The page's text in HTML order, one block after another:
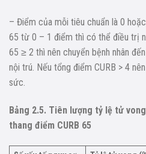
– Điểm của mỗi tiêu chuẩn là 0
65 từ 0 – 1 điểm thì có thể điều trị
65 ≥ 2 thì nên chuyển bệnh nhân
nội trú. Nếu tổng điểm CURB > 4
sức.
Bảng 2.5. Tiên lượng tỷ lệ tử
thang điểm CURB 65